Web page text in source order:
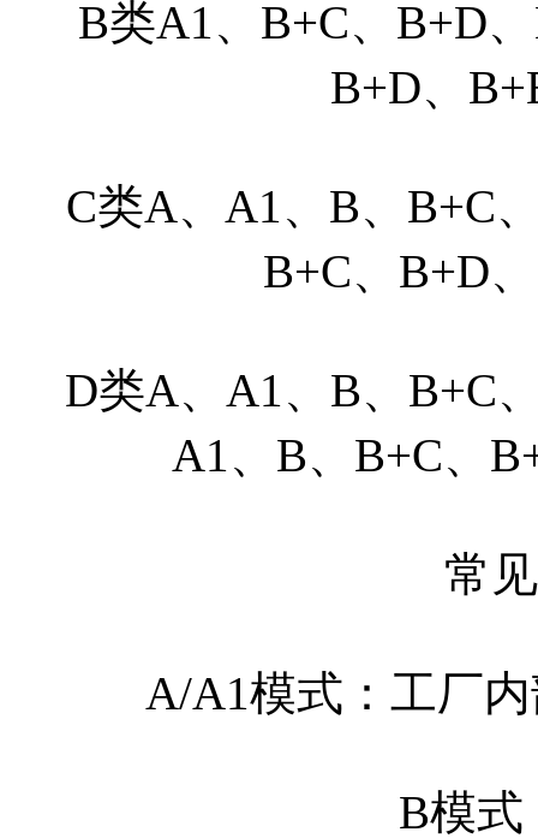
B类A1、B+C、B+D
B+D、
C类A、A1、B、B+C
B+C、B+D
D类A、A1、B、B+C
A1、B、B+C、
常
A/A1模式：工厂
B模式